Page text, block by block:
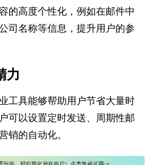
的高度个性化，例如在邮件中
司名称等信息，提升用户的参
力
工具能够帮助用户节省大量时
可以设置定时发送、周期性邮
销的自动化。